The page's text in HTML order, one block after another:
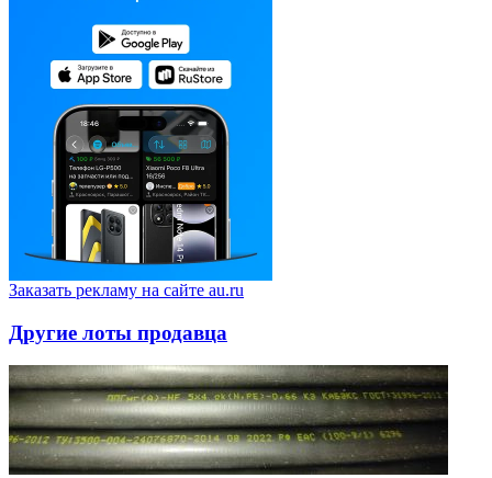
Заказать рекламу на сайте au.ru
Другие лоты продавца